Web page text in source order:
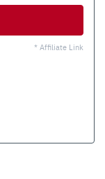
* Affiliate Link